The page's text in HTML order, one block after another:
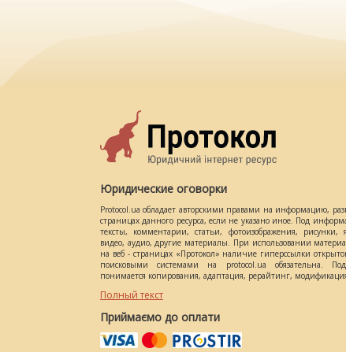
Юридические оговорки
Protocol.ua обладает авторскими правами на информацию,
страницах данного ресурса, если не указано иное. Под
тексты, комментарии, статьи, фотоизображения, рисунки,
видео, аудио, другие материалы. При использовании
на веб - страницах «Протокол» наличие гиперссылки
поисковыми системами на protocol.ua обязательна.
понимается копирования, адаптация, рерайтинг,
Полный текст
Приймаємо до оплати